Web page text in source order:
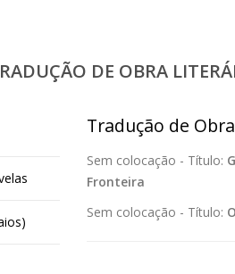
DE OBRA
Tradução de
Sem colocação - Título:
Fronteira
Sem colocação - Título: